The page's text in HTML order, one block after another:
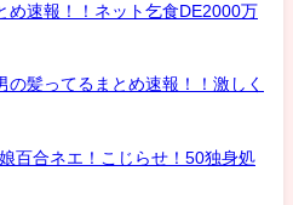
め速報！！ネット乞食DE2000万
髪ってるまとめ速報！！激しく
百合ネエ！こじらせ！50独身処